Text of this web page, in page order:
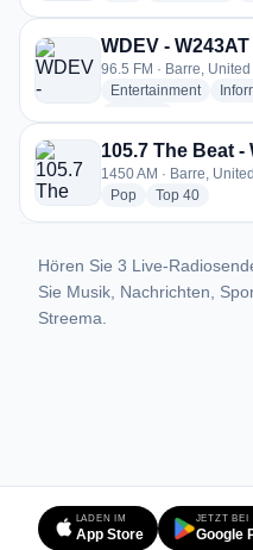
WDEV - W243AT
96.5 FM · Barre,
Entertainmentradio
105.7 The Beat -
1450 AM · Barre,
Popradio stations
Top 40radio
Hören Sie 3 Live-
Sie Musik, Nachrichten,
Streema.
LADEN IM
App Store
JETZT BEI
Google